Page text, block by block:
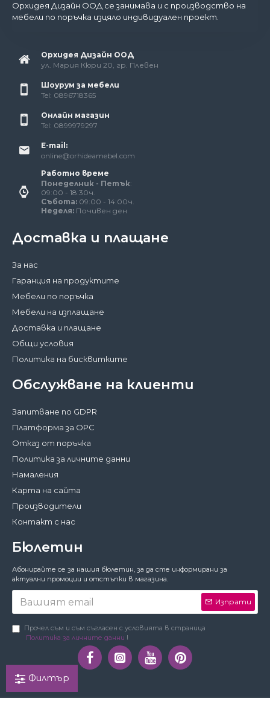
За да работи този сайт както трябва,
понякога запазваме на вашето устройство
малки файлове с данни, наричани
данни! Подробности
Предпочитания Приемам
Филтър
Орхидея Дизайн ООД се занимава и с производство на
мебели по поръчка изцяло индивидуален проект.
Орхидея Дизайн ООД
ул. Мария Кюри 20, гр. Плевен
Шоурум за мебели
Tel: 0896718365
Онлайн магазин
Tel: 0899979297
E-mail:
online@orhideamebel.com
Работно време
Понеделник - Петък:
09:00 - 18:30ч.
Събота: 09:00 - 14:00ч.
Неделя: Почивен ден
Доставка и плащане
За нас
Гаранция на продуктите
Мебели по поръчка
Мебели на изплащане
Доставка и плащане
Общи условия
Политика на бисквитките
Обслужване на клиенти
Запитване по GDPR
Платформа за ОРС
Отказ от поръчка
Политика за личните данни
Намаления
Карта на сайта
Производители
Контакт с нас
Бюлетин
Абонирайте се за нашия бюлетин, за да сте информирани за
актуални промоции и отстъпки в магазина.
Изпрати
Прочел съм и съм съгласен с условията в страница
Политика за личните данни !